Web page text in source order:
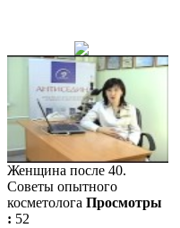
Женщина после 40.
Советы опытного
косметолога Просмотры
: 52